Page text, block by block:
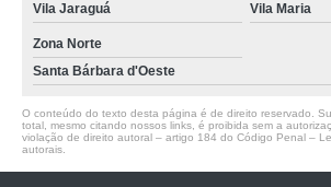
Vila Jaraguá Vila Maria
Zona Norte
Santa Bárbara d'Oeste
O conteúdo do texto desta página é de direito reservado.
total, mesmo citando nossos links, é proibida sem a
violação de direito autoral – artigo 184 do Código Penal –
autorais